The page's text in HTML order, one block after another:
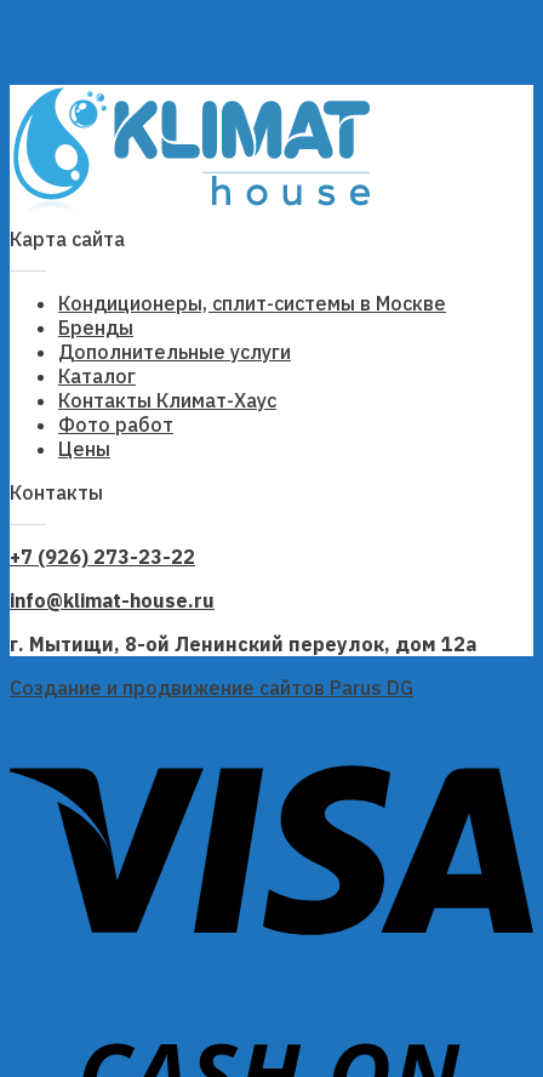
Карта сайта
Кондиционеры, сплит-системы в Москве
Бренды
Дополнительные услуги
Каталог
Контакты Климат-Хаус
Фото работ
Цены
Контакты
+7 (926) 273-23-22
info@klimat-house.ru
г. Мытищи, 8-ой Ленинский переулок, дом 12а
Создание и продвижение сайтов Parus DG